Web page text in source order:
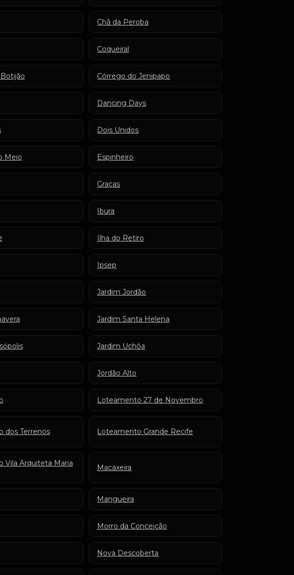
Chã da Peroba
Coqueiral
Córrego do Jenipapo
Dancing Days
Dois Unidos
Meio Espinheiro
Graças
Ibura
Ilha do Retiro
Ipsep
Jardim Jordão
Jardim Santa Helena
Jardim Uchôa
Jordão Alto
Loteamento 27 de Novembro
dos Terrenos Loteamento Grande Recife
Vila Arquiteta Maria
Macaxeira
Mangueira
Morro da Conceição
Nova Descoberta